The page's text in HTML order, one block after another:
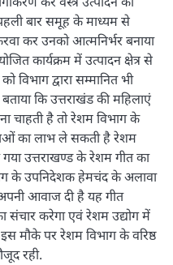
बार समूह के माध्यम से
कर उनको आत्मनिर्भर बनाया
कार्यक्रम में उत्पादन क्षेत्र से
विभाग द्वारा सम्मानित भी
कि उत्तराखंड की महिलाएं
चाहती है तो रेशम विभाग के
का लाभ ले सकती है रेशम
गया उत्तराखण्ड के रेशम गीत का
के उपनिदेशक हेमचंद के अलावा
आवाज दी है यह गीत
संचार करेगा एवं रेशम उद्योग में
इस मौके पर रेशम विभाग के वरिष्ठ
रही.